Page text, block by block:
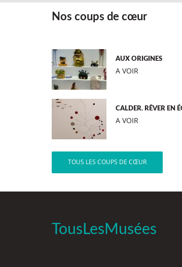
Nos coups de cœur
AUX ORIGINES
A VOIR
CALDER. RÊVER EN
A VOIR
TOUS LES COUPS DE CŒUR
TousLesMusées